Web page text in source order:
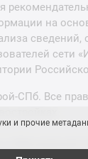
на
сведений,
сети
СПб. Все
и прочие